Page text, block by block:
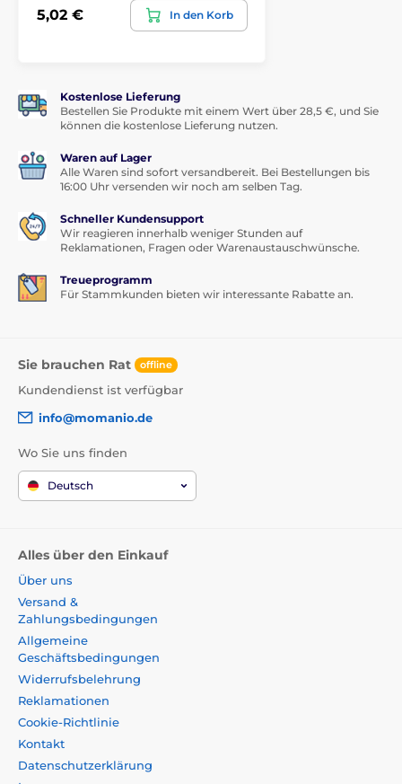
5,02 € In den Korb
Kostenlose Lieferung
Bestellen Sie Produkte mit einem Wert über 28,5 €, und Sie
können die kostenlose Lieferung nutzen.
Waren auf Lager
Alle Waren sind sofort versandbereit. Bei Bestellungen bis
16:00 Uhr versenden wir noch am selben Tag.
Schneller Kundensupport
Wir reagieren innerhalb weniger Stunden auf
Reklamationen, Fragen oder Warenaustauschwünsche.
Treueprogramm
Für Stammkunden bieten wir interessante Rabatte an.
Sie brauchen Rat offline
Kundendienst ist verfügbar
info@momanio.de
Wo Sie uns finden
Deutsch
Alles über den Einkauf
Über uns
Versand &
Zahlungsbedingungen
Allgemeine
Geschäftsbedingungen
Widerrufsbelehrung
Reklamationen
Cookie-Richtlinie
Kontakt
Datenschutzerklärung